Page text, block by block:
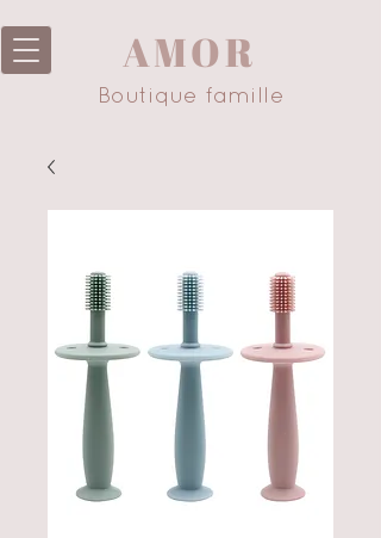
AMOR
Boutique famille